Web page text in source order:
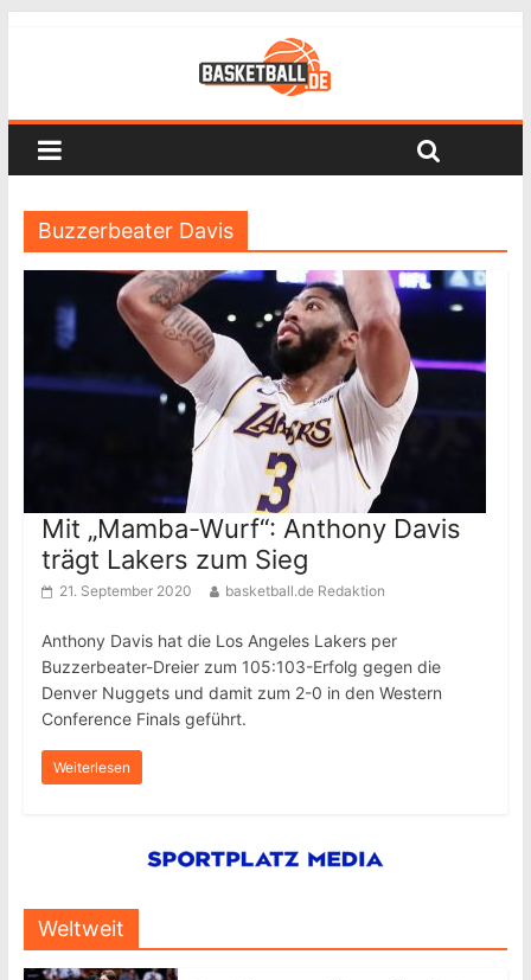
Buzzerbeater Davis
Mit „Mamba-Wurf“: Anthony Davis
trägt Lakers zum Sieg
21. September 2020 basketball.de Redaktion
Anthony Davis hat die Los Angeles Lakers per
Buzzerbeater-Dreier zum 105:103-Erfolg gegen die
Denver Nuggets und damit zum 2-0 in den Western
Conference Finals geführt.
Weiterlesen
Weltweit